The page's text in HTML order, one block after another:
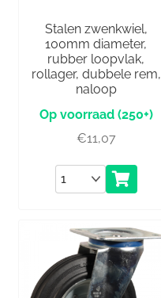
Stalen zwenkwiel,
100mm diameter,
rubber loopvlak,
rollager, dubbele rem,
naloop
(250+)
€11,07
Aantal